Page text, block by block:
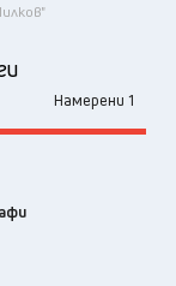
Намерени 1